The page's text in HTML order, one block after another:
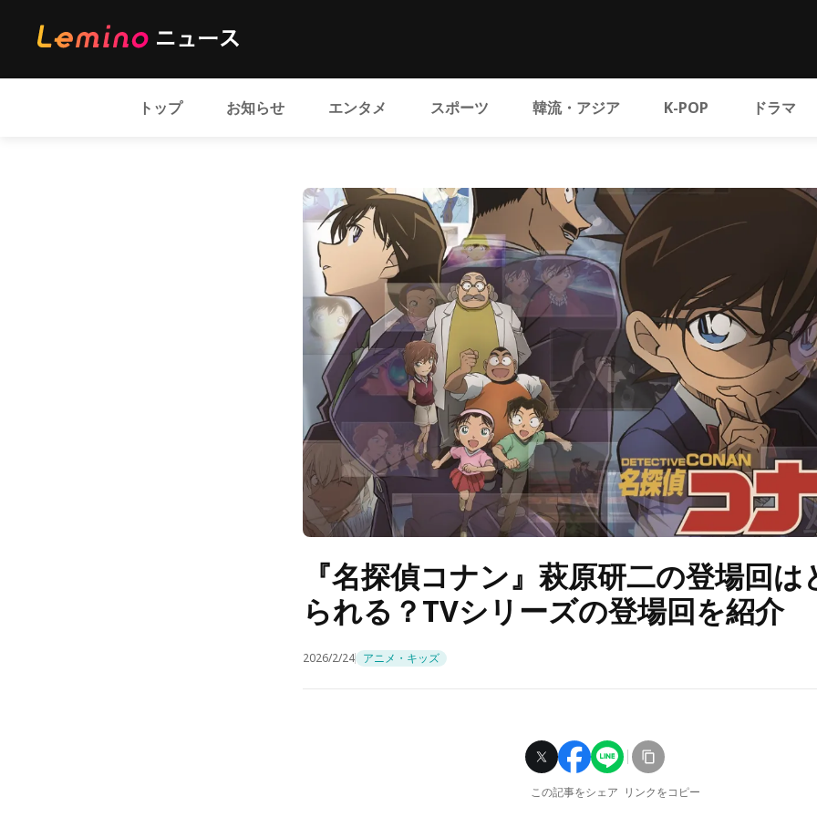
トップ お知らせ エンタメ スポーツ 韓流・アジア K-POP ドラマ
『名探偵コナン』萩原研二の登場回
られる？TVシリーズの登場回を紹介
2026/2/24 アニメ・キッズ
この記事をシェア リンクをコピー